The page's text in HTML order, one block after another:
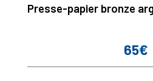
Presse-papier bronze
Prix
65€